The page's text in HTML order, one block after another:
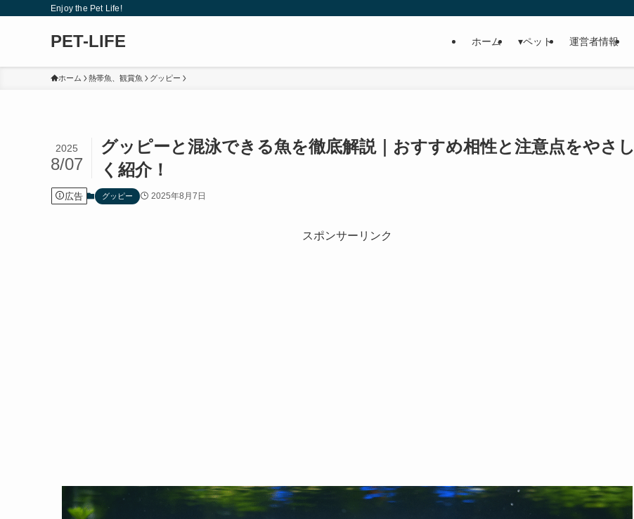
Enjoy the Pet Life!
PET-LIFE ホーム ▾ペット 運営者情報
ホーム 熱帯魚、観賞魚 グッピー
グッピーと混泳できる魚を徹底解説｜おすすめ相性と注意点をやさし
く紹介！
2025
8/07
広告 グッピー 2025年8月7日
スポンサーリンク